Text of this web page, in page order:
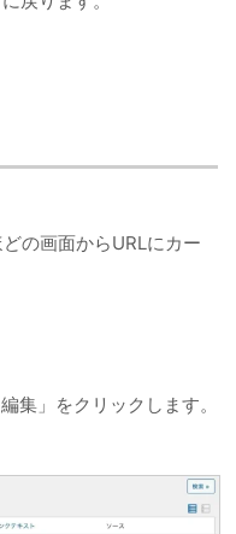
の画面からURLにカー
集」をクリックします。